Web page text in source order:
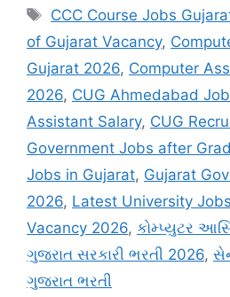
Tags
CCC Course Jobs
of Gujarat Vacancy,
Gujarat 2026, Computer
2026, CUG Ahmedabad
Assistant Salary, CUG
Government Jobs after
Jobs in Gujarat, Gujarat
2026, Latest University
Vacancy 2026, કોમ્પ્યુટર
ગુજરાત સરકારી ભરતી 2026,
ગુજરાત ભરતી